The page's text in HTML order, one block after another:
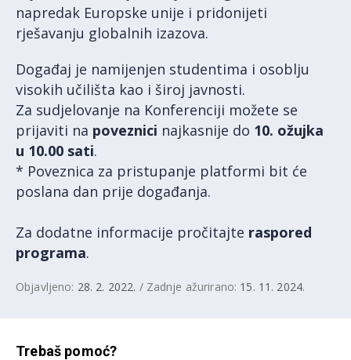
napredak Europske unije i pridonijeti
rješavanju globalnih izazova.
Događaj je namijenjen studentima i osoblju
visokih učilišta kao i široj javnosti.
Za sudjelovanje na Konferenciji možete se
prijaviti na poveznici najkasnije do 10. ožujka
u 10.00 sati.
* Poveznica za pristupanje platformi bit će
poslana dan prije događanja.
Za dodatne informacije pročitajte raspored
programa.
Objavljeno: 28. 2. 2022. / Zadnje ažurirano: 15. 11. 2024.
Trebaš pomoć?